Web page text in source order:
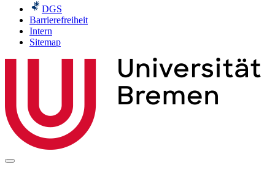
DGS
Barrierefreiheit
Intern
Sitemap